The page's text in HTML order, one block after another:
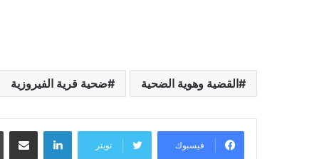
القضية وهوية الضحية ضحية قرية الفيروزية
فيسبوك تويتر
لينكدإن